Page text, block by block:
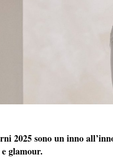
2025 sono un inno
glamour.